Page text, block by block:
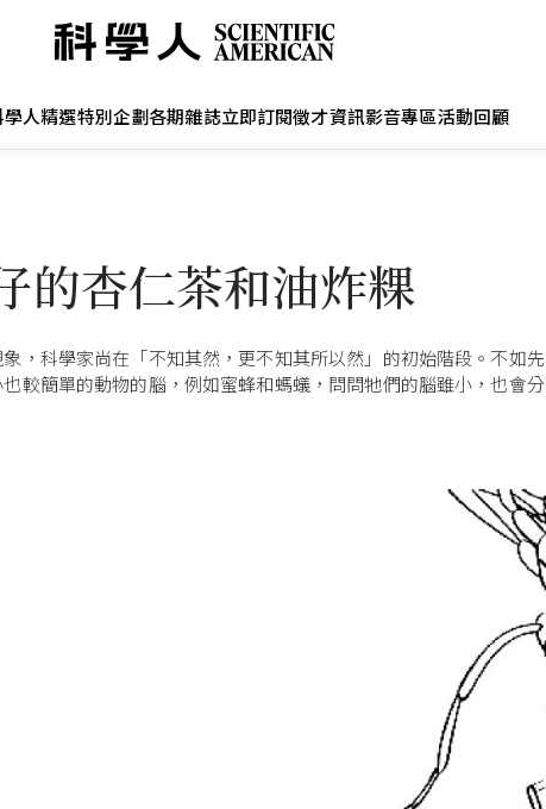
學人精選特別企劃各期雜誌立即訂閱徵才資訊影音專區活動回顧
的杏仁茶和油炸粿
，科學家尚在「不知其然，更不知其所以然」的初始階段。不如先
較簡單的動物的腦，例如蜜蜂和螞蟻，問問牠們的腦雖小，也會分